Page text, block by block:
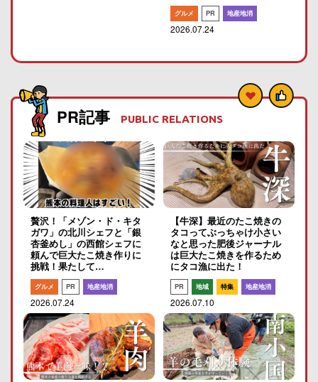
グルメ PR 地産地消
2026.07.24
PR記事 PUBLIC RELATIONS
贅沢！「メゾン・ド・キタ
ガワ」の北川シェフと「銀
杏釜めし」の西館シェフに
頼んで巨大たこ焼き作りに
挑戦！果たして…
グルメ PR 地産地消
2026.07.24
【牛深】最近のたこ焼きの
タコってぶっちゃけ小さい
なと思った肥後ジャーナル
は巨大たこ焼きを作るため
にタコ漁に出た！
PR 地域 特集 地産地消
2026.07.10